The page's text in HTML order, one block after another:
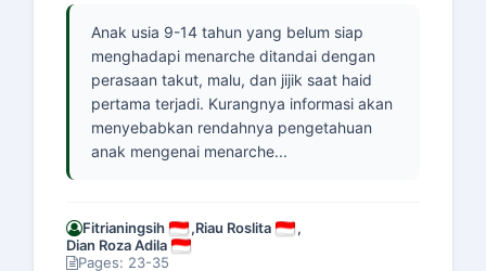
Anak usia 9-14 tahun yang belum siap
menghadapi menarche ditandai dengan
perasaan takut, malu, dan jijik saat haid
pertama terjadi. Kurangnya informasi akan
menyebabkan rendahnya pengetahuan
anak mengenai menarche...
Fitrianingsih ,Riau Roslita
,
Dian Roza Adila
Pages: 23-35